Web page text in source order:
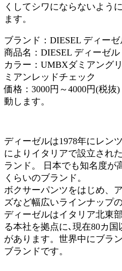
くしてシワにならないよう
ます。
ブランド：DIESEL ディーゼ
商品名：DIESEL ディーゼル
カラー：UMBXダミアング
ミアンレッドチェック
価格：3000円～4000円(税
動します。
ディーゼルは1978年にレン
によりイタリアで設立され
ランド。 日本でも知名度が
くらいのブランド。
ボクサーパンツをはじめ、
ズなど幅広いラインナップ
ディーゼルはイタリア北東
る本社を拠点に､現在80カ
があります。世界中にブラ
ブランドです。